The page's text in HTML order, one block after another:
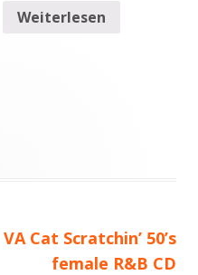
Weiterlesen
Nächster
Beitrag
VA Cat Scratchin’ 50’s
female R&B CD